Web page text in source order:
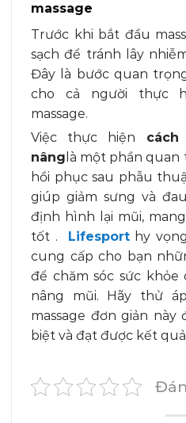
massage
Trước khi bắt đầu
sạch để tránh lây
Đây là bước quan
cho cả người thực
massage.
Việc thực hiện
nâng là một phần
hồi phục sau phẫu
giúp giảm sưng và
định hình lại mũi,
tốt .
Lifesporthy
cung cấp cho bạn
để chăm sóc sức
nâng mũi. Hãy thử
massage đơn giản này
biệt và đạt được kết